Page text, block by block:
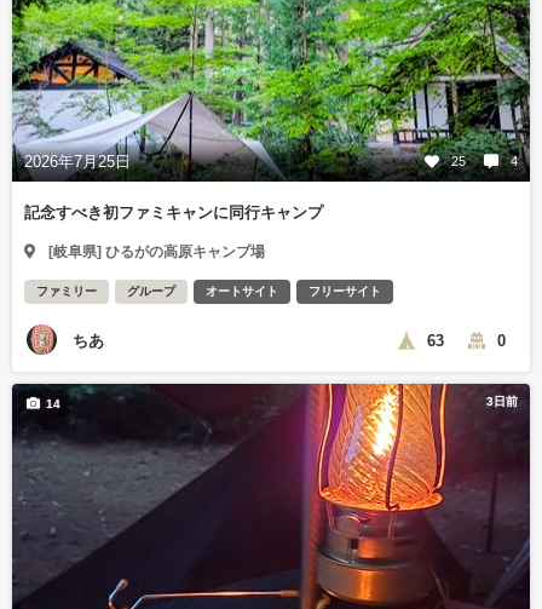
2026年7月25日 25 4
記念すべき初ファミキャンに同行キャンプ
[岐阜県] ひるがの高原キャンプ場
ファミリー グループ オートサイト フリーサイト
ちあ 63 0
3日前
14